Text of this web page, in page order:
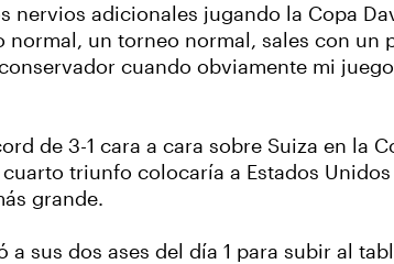
nervios adicionales jugando la Copa
normal, un torneo normal, sales con
cuando obviamente mi
de 3-1 cara a cara sobre Suiza en
cuarto triunfo colocaría a Estados
grande.
a sus dos ases del día 1 para subir al